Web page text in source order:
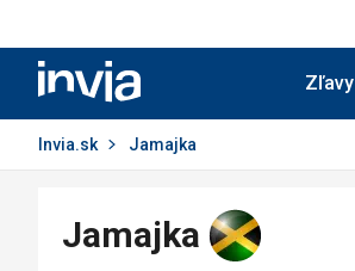
Invia.sk
Zľavy
Invia.sk Jamajka
Jamajka